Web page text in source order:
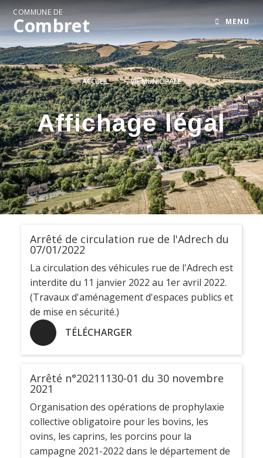
COMMUNE DE
Combret MENU
ACCUEIL > VIE MUNICIPALE
Affichage légal
Arrêté de circulation rue de l'Adrech du
07/01/2022
La circulation des véhicules rue de l'Adrech est
interdite du 11 janvier 2022 au 1er avril 2022.
(Travaux d'aménagement d'espaces publics et
de mise en sécurité.)
TÉLÉCHARGER
Arrêté n°20211130-01 du 30 novembre
2021
Organisation des opérations de prophylaxie
collective obligatoire pour les bovins, les
ovins, les caprins, les porcins pour la
campagne 2021-2022 dans le département de